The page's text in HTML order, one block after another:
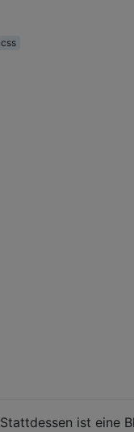
css
Stattdessen ist eine